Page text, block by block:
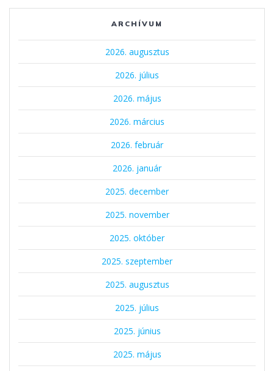
ARCHÍVUM
2026. augusztus
2026. július
2026. május
2026. március
2026. február
2026. január
2025. december
2025. november
2025. október
2025. szeptember
2025. augusztus
2025. július
2025. június
2025. május